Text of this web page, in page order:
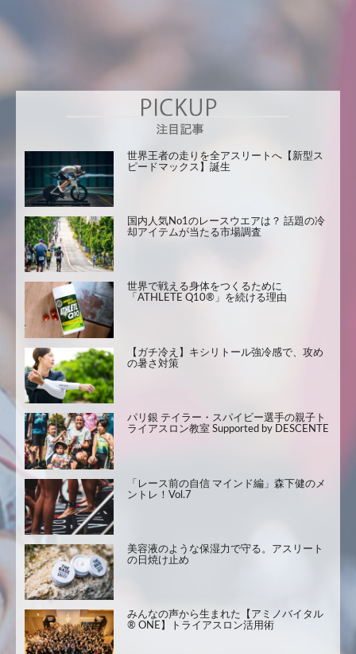
世界王者の走りを全アスリートへ【新型ス
ピードマックス】誕生
国内人気No1のレースウエアは？ 話題の冷
却アイテムが当たる市場調査
世界で戦える身体をつくるために
「ATHLETE Q10®」を続ける理由
【ガチ冷え】キシリトール強冷感で、攻め
の暑さ対策
パリ銀 テイラー・スパイビー選手の親子ト
ライアスロン教室 Supported by DESCENTE
「レース前の自信 マインド編」森下健のメ
ントレ！Vol.7
美容液のような保湿力で守る。アスリート
の日焼け止め
みんなの声から生まれた【アミノバイタル
® ONE】トライアスロン活用術